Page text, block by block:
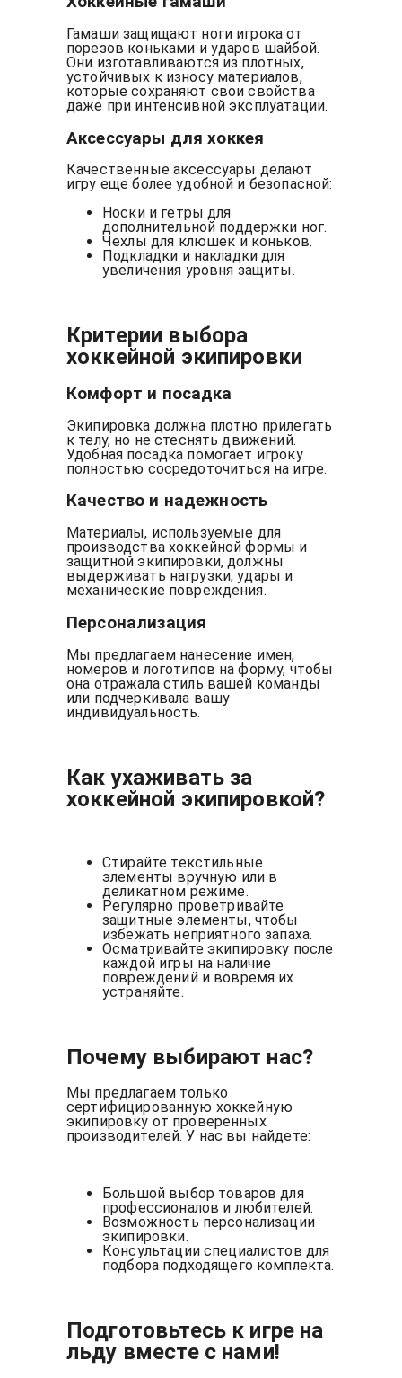
Гамаши защищают ноги игрока от
порезов коньками и ударов шайбой.
Они изготавливаются из плотных,
устойчивых к износу материалов,
которые сохраняют свои свойства
даже при интенсивной эксплуатации.
Аксессуары для хоккея
Качественные аксессуары делают
игру еще более удобной и безопасной:
Носки и гетры для
дополнительной поддержки ног.
Чехлы для клюшек и коньков.
Подкладки и накладки для
увеличения уровня защиты.
Критерии выбора
хоккейной экипировки
Комфорт и посадка
Экипировка должна плотно прилегать
к телу, но не стеснять движений.
Удобная посадка помогает игроку
полностью сосредоточиться на игре.
Качество и надежность
Материалы, используемые для
производства хоккейной формы и
защитной экипировки, должны
выдерживать нагрузки, удары и
механические повреждения.
Персонализация
Мы предлагаем нанесение имен,
номеров и логотипов на форму, чтобы
она отражала стиль вашей команды
или подчеркивала вашу
индивидуальность.
Как ухаживать за
хоккейной экипировкой?
Стирайте текстильные
элементы вручную или в
деликатном режиме.
Регулярно проветривайте
защитные элементы, чтобы
избежать неприятного запаха.
Осматривайте экипировку после
каждой игры на наличие
повреждений и вовремя их
устраняйте.
Почему выбирают нас?
Мы предлагаем только
сертифицированную хоккейную
экипировку от проверенных
производителей. У нас вы найдете:
Большой выбор товаров для
профессионалов и любителей.
Возможность персонализации
экипировки.
Консультации специалистов для
подбора подходящего комплекта.
Подготовьтесь к игре на
льду вместе с нами!